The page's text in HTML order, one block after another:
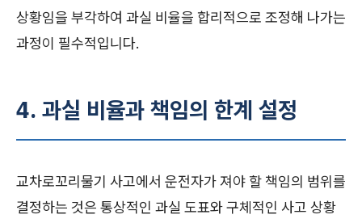
상황임을 부각하여 과실 비율을 합리적으로 조정해 나가는
과정이 필수적입니다.
4. 과실 비율과 책임의 한계 설정
교차로꼬리물기 사고에서 운전자가 져야 할 책임의 범위를
결정하는 것은 통상적인 과실 도표와 구체적인 사고 상황